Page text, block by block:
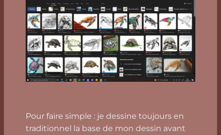
Pour faire simple : je dessine toujours en
traditionnel la base de mon dessin avant